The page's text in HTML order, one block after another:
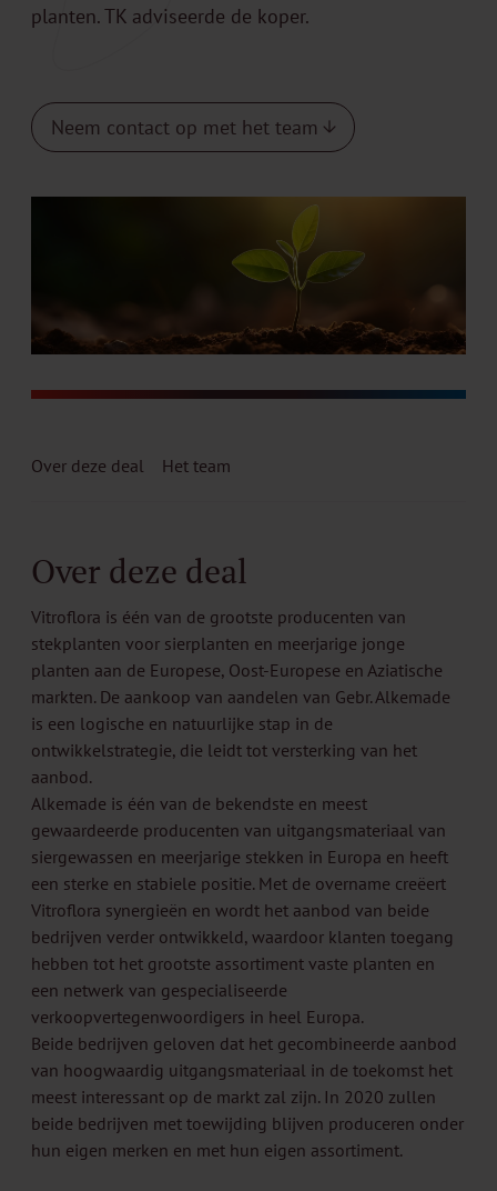
planten. TK adviseerde de koper.
Neem contact op met het team
Over deze deal Het team
Over deze deal
Vitroflora is één van de grootste producenten van
stekplanten voor sierplanten en meerjarige jonge
planten aan de Europese, Oost-Europese en Aziatische
markten. De aankoop van aandelen van Gebr. Alkemade
is een logische en natuurlijke stap in de
ontwikkelstrategie, die leidt tot versterking van het
aanbod.
Alkemade is één van de bekendste en meest
gewaardeerde producenten van uitgangsmateriaal van
siergewassen en meerjarige stekken in Europa en heeft
een sterke en stabiele positie. Met de overname creëert
Vitroflora synergieën en wordt het aanbod van beide
bedrijven verder ontwikkeld, waardoor klanten toegang
hebben tot het grootste assortiment vaste planten en
een netwerk van gespecialiseerde
verkoopvertegenwoordigers in heel Europa.
Beide bedrijven geloven dat het gecombineerde aanbod
van hoogwaardig uitgangsmateriaal in de toekomst het
meest interessant op de markt zal zijn. In 2020 zullen
beide bedrijven met toewijding blijven produceren onder
hun eigen merken en met hun eigen assortiment.